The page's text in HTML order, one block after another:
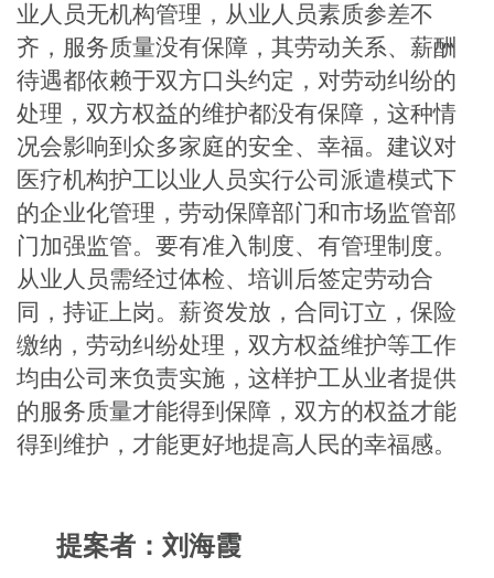
业人员无机构管理，从业人员素质参差不
齐，服务质量没有保障，其劳动关系、薪酬
待遇都依赖于双方口头约定，对劳动纠纷的
处理，双方权益的维护都没有保障，这种情
况会影响到众多家庭的安全、幸福。建议对
医疗机构护工以业人员实行公司派遣模式下
的企业化管理，劳动保障部门和市场监管部
门加强监管。要有准入制度、有管理制度。
从业人员需经过体检、培训后签定劳动合
同，持证上岗。薪资发放，合同订立，保险
缴纳，劳动纠纷处理，双方权益维护等工作
均由公司来负责实施，这样护工从业者提供
的服务质量才能得到保障，双方的权益才能
得到维护，才能更好地提高人民的幸福感。
提案者： 刘海霞